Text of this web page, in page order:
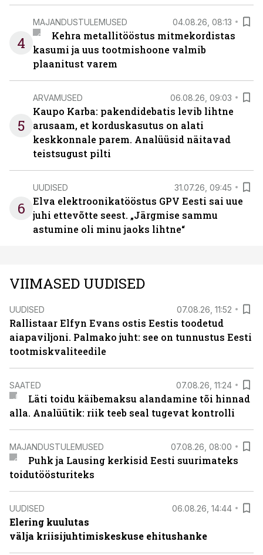
4
MAJANDUSTULEMUSED 04.08.26, 08:13
Kehra metallitööstus mitmekordistas
kasumi ja uus tootmishoone valmib
plaanitust varem
5
ARVAMUSED 06.08.26, 09:03
Kaupo Karba: pakendidebatis levib lihtne
arusaam, et korduskasutus on alati
keskkonnale parem. Analüüsid näitavad
teistsugust pilti
6
UUDISED 31.07.26, 09:45
Elva elektroonikatööstus GPV Eesti sai uue
juhi ettevõtte seest. „Järgmise sammu
astumine oli minu jaoks lihtne“
VIIMASED UUDISED
UUDISED 07.08.26, 11:52
Rallistaar Elfyn Evans ostis Eestis toodetud
aiapaviljoni. Palmako juht: see on tunnustus Eesti
tootmiskvaliteedile
SAATED 07.08.26, 11:24
Läti toidu käibemaksu alandamine tõi hinnad
alla. Analüütik: riik teeb seal tugevat kontrolli
MAJANDUSTULEMUSED 07.08.26, 08:00
Puhk ja Lausing kerkisid Eesti suurimateks
toidutöösturiteks
UUDISED 06.08.26, 14:44
Elering kuulutas
välja kriisijuhtimiskeskuse ehitushanke